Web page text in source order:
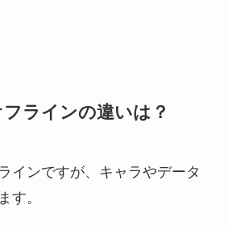
ラインの違いは？
インですが、キャラやデータ
す。